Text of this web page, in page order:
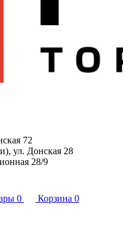
72
ул. Донская 28
28/9
0 Корзина 0